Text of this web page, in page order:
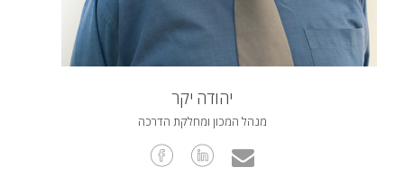
יהודה יקר
מנהל המכון ומחלקת הדרכה